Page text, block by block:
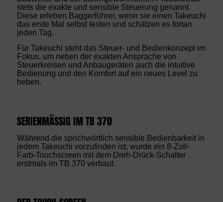
stets die exakte und sensible Steuerung genannt.
Diese erleben Baggerführer, wenn sie einen Takeuchi
das erste Mal selbst testen und schätzen es fortan
jeden Tag.
Für Takeuchi steht das Steuer- und Bedienkonzept im
Fokus, um neben der exakten Ansprache von
Steuerkreisen und Anbaugeräten auch die intuitive
Bedienung und den Komfort auf ein neues Level zu
heben.
SERIENMÄSSIG IM TB 370
Während die sprichwörtlich sensible Bedienbarkeit in
jedem Takeuchi vorzufinden ist, wurde ein 8-Zoll-
Farb-Touchscreen mit dem Dreh-Drück-Schalter
erstmals im TB 370 verbaut.